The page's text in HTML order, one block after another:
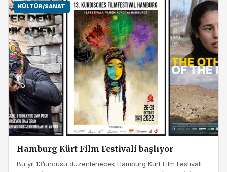
KÜLTÜR/SANAT
Hamburg Kürt Film Festivali başlıyor
Bu yıl 13’üncüsü düzenlenecek Hamburg Kürt Film Festivali